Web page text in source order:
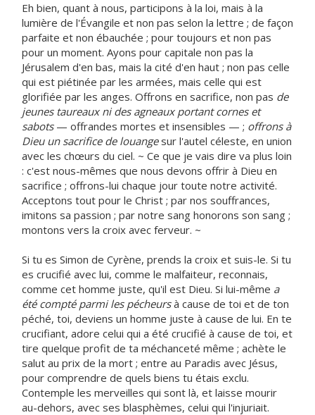
Eh bien, quant à nous, participons à la loi, mais à la
lumière de l'Évangile et non pas selon la lettre ; de façon
parfaite et non ébauchée ; pour toujours et non pas
pour un moment. Ayons pour capitale non pas la
Jérusalem d'en bas, mais la cité d'en haut ; non pas celle
qui est piétinée par les armées, mais celle qui est
glorifiée par les anges. Offrons en sacrifice, non pas de
jeunes taureaux ni des agneaux portant cornes et
sabots— offrandes mortes et insensibles — ; offrons à
Dieu un sacrifice de louangesur l'autel céleste, en union
avec les chœurs du ciel. ~ Ce que je vais dire va plus loin
: c'est nous-mêmes que nous devons offrir à Dieu en
sacrifice ; offrons-lui chaque jour toute notre activité.
Acceptons tout pour le Christ ; par nos souffrances,
imitons sa passion ; par notre sang honorons son sang ;
montons vers la croix avec ferveur. ~
Si tu es Simon de Cyrène, prends la croix et suis-le. Si tu
es crucifié avec lui, comme le malfaiteur, reconnais,
comme cet homme juste, qu'il est Dieu. Si lui-même a
été compté parmi les pécheursà cause de toi et de ton
péché, toi, deviens un homme juste à cause de lui. En te
crucifiant, adore celui qui a été crucifié à cause de toi, et
tire quelque profit de ta méchanceté même ; achète le
salut au prix de la mort ; entre au Paradis avec Jésus,
pour comprendre de quels biens tu étais exclu.
Contemple les merveilles qui sont là, et laisse mourir
au-dehors, avec ses blasphèmes, celui qui l'injuriait.